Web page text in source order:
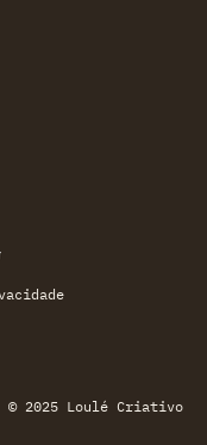
© 2025 Loulé Criativo